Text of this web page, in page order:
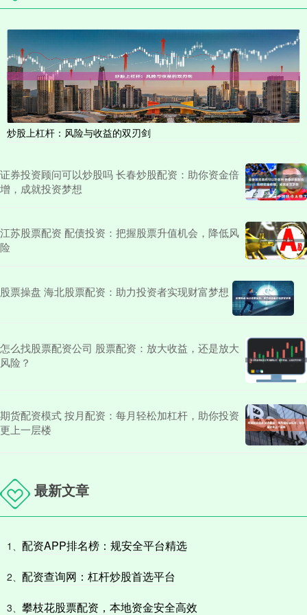
炒股上杠杆：风险与收益的双刃剑
证券投资顾问可以炒股吗 长春炒股配资：助你资金倍
增，成就投资梦想
江苏股票配资 配债投资：把握股票升值机会，降低风
险
股票操盘 海北股票配资：助力投资者实现财富梦想
怎么找股票配资公司 股票配资：放大收益，还是放大
风险？
期货配资模式 按月配资：每月轻松加杠杆，助你投资
更上一层楼
最新文章
1、 配资APP排名榜：规安全平台精选
2、 配资查询网：杠杆炒股首选平台
3、 攀枝花股票配资，本地资金安全高效